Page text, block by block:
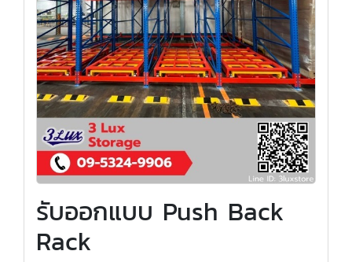
รับออกแบบ Push Back
Rack